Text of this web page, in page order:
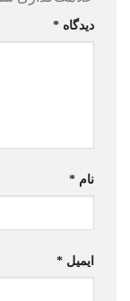
دیدگاه *
نام *
ایمیل *